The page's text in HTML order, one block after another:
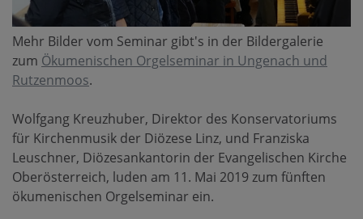
Mehr Bilder vom Seminar gibt's in der Bildergalerie
zum Ökumenischen Orgelseminar in Ungenach und
Rutzenmoos.
Wolfgang Kreuzhuber, Direktor des Konservatoriums
für Kirchenmusik der Diözese Linz, und Franziska
Leuschner, Diözesankantorin der Evangelischen Kirche
Oberösterreich, luden am 11. Mai 2019 zum fünften
ökumenischen Orgelseminar ein.